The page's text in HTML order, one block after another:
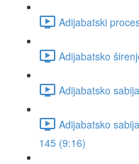
Adijabatski
Adijabatsko
Adijabatsko
Adijabatsko
145 (9:16)